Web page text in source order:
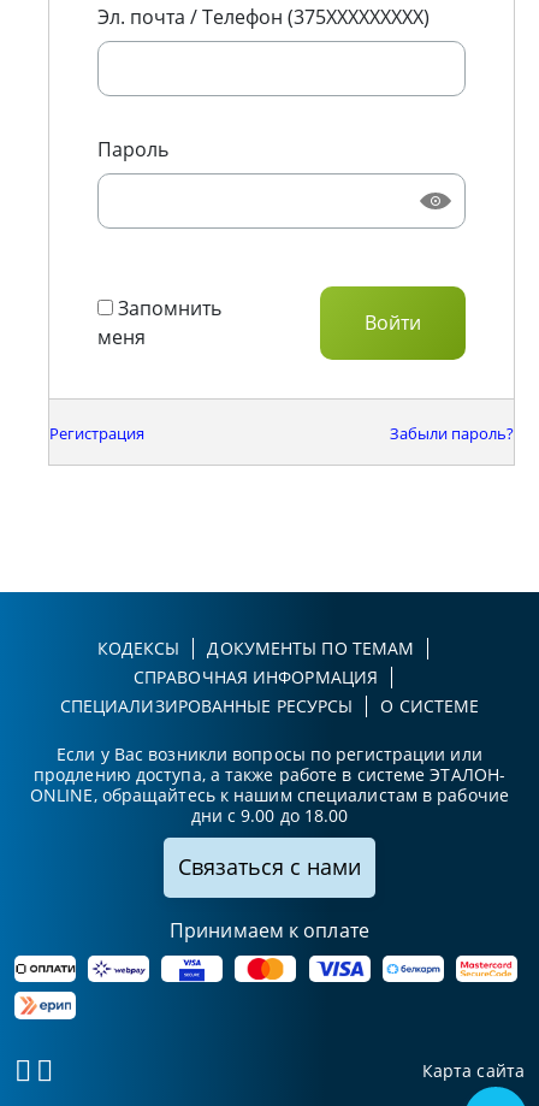
Эл. почта / Телефон (375XXXXXXXXX)
Пароль
Запомнить
меня
Регистрация Забыли пароль?
КОДЕКСЫ
ДОКУМЕНТЫ ПО ТЕМАМ
СПРАВОЧНАЯ ИНФОРМАЦИЯ
СПЕЦИАЛИЗИРОВАННЫЕ РЕСУРСЫ
О СИСТЕМЕ
Если у Вас возникли вопросы по регистрации или
продлению доступа, а также работе в системе ЭТАЛОН-
ONLINE, обращайтесь к нашим специалистам в рабочие
дни с 9.00 до 18.00
Связаться с нами
Принимаем к оплате
Карта сайта